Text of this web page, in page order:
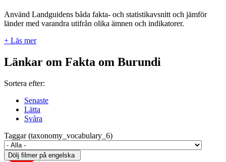
Använd Landguidens båda fakta- och statistikavsnitt och jämför
länder med varandra utifrån olika ämnen och indikatorer.
+ Läs mer
Länkar om Fakta om Burundi
Sortera efter:
Senaste
Lätta
Svåra
Taggar (taxonomy_vocabulary_6)